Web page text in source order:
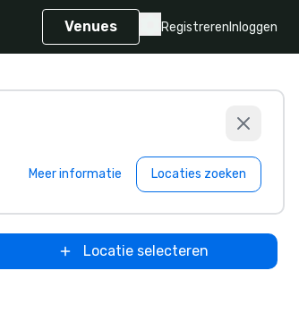
Venues Registreren Inloggen
Meer informatie Locaties zoeken
Locatie selecteren